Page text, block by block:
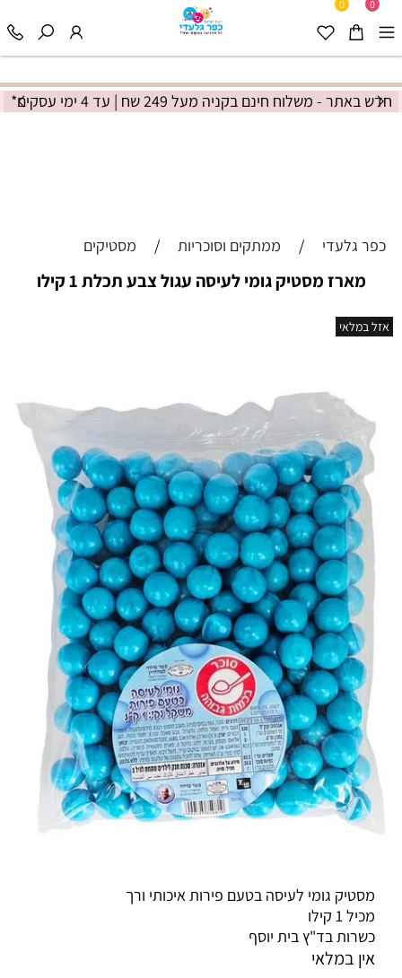
חדש באתר - משלוח חינם בקניה מעל 249 שח | עד 4 ימי עסקים*
0
0
כפר גלעדי / ממתקים וסוכריות / מסטיקים
מארז מסטיק גומי לעיסה עגול צבע תכלת 1 קילו
אזל במלאי
מסטיק גומי לעיסה בטעם פירות איכותי ורך
מכיל 1 קילו
כשרות בד"ץ בית יוסף
אין במלאי